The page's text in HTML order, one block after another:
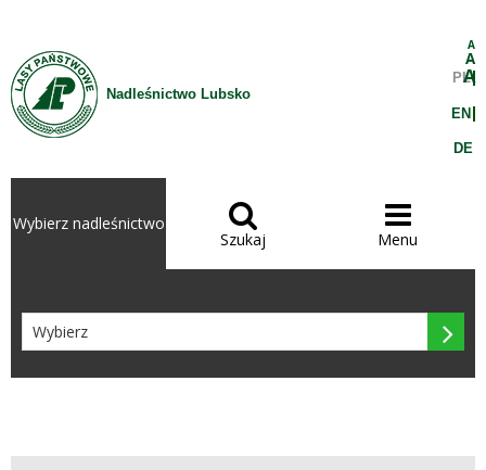
Nadleśnictwo Lubsko
A
A
A
PL
EN
DE
Wybierz nadleśnictwo 
Szukaj

Menu
